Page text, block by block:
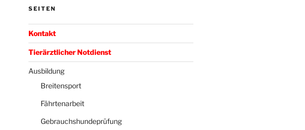
SEITEN
Kontakt
Tierärztlicher Notdienst
Ausbildung
Breitensport
Fährtenarbeit
Gebrauchshundeprüfung